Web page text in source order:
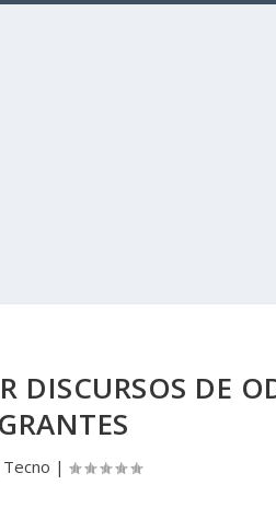
DISCURSOS DE
Tecno |